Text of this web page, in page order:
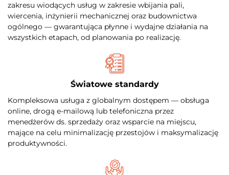
zakresu wiodących usług w zakresie wbijania pali,
wiercenia, inżynierii mechanicznej oraz budownictwa
ogólnego — gwarantująca płynne i wydajne działania na
wszystkich etapach, od planowania po realizację.
Światowe standardy
Kompleksowa usługa z globalnym dostępem — obsługa
online, drogą e-mailową lub telefoniczna przez
menedżerów ds. sprzedaży oraz wsparcie na miejscu,
mające na celu minimalizację przestojów i maksymalizację
produktywności.